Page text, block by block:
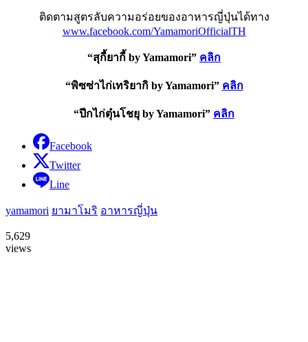
ติดตามสูตรลับความอร่อยของอาหารญี่ปุ่นได้ทาง
www.facebook.com/YamamoriOfficialTH
“สุกี้ยากี้ by Yamamori” คลิก
“พิซซ่าไก่เทริยากิ by Yamamori” คลิก
“ปีกไก่ตุ๋นโชยุ by Yamamori” คลิก
Facebook
Twitter
Line
yamamori ยามาโมริ อาหารญี่ปุ่น
5,629
views